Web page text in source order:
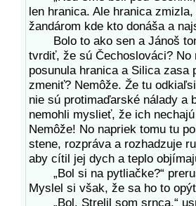
len hranica. Ale hranica
žandárom kde kto donáša a
Bolo to ako sen a Jánoš
tvrdiť, že sú Čechoslováci? No
posunula hranica a Silica zasa
zmeniť? Nemôže. Že tu
nie sú protimaďarské nálady
nemohli myslieť, že ich
Nemôže! No napriek tomu tu
stene, rozpráva a rozhadzuje
aby cítil jej dych a teplo
„Bol si na pytliačke?“
Myslel si však, že sa ho to
„Bol. Strelil som srnca,“